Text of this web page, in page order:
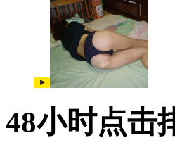
48小时点击